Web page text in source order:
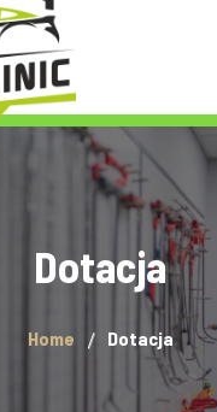
Dotacja
Home Dotacja